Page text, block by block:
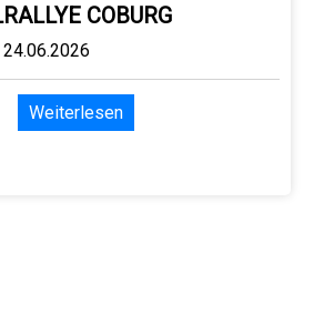
COBURG
Weiterlesen